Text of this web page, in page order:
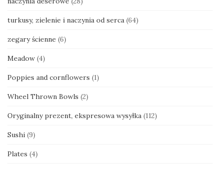
turkusy, zielenie i naczynia od serca (64)
zegary ścienne (6)
Meadow (4)
Poppies and cornflowers (1)
Wheel Thrown Bowls (2)
Oryginalny prezent, ekspresowa wysyłka (112)
Sushi (9)
Plates (4)